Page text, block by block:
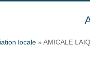
locale » AMICALE